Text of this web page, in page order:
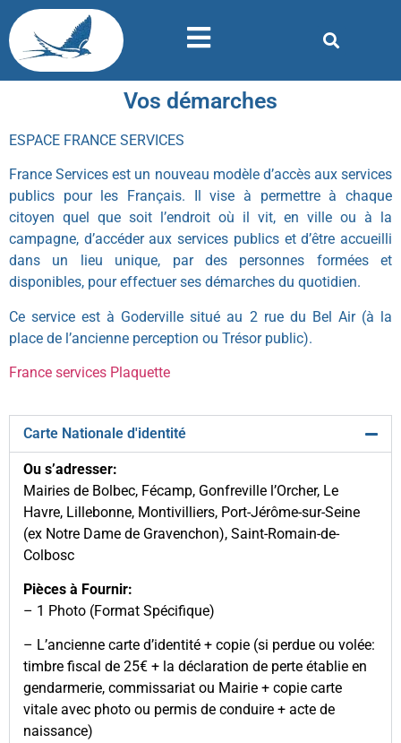
Vos démarches
ESPACE FRANCE SERVICES
France Services est un nouveau modèle d’accès aux services
publics pour les Français. Il vise à permettre à chaque
citoyen quel que soit l’endroit où il vit, en ville ou à la
campagne, d’accéder aux services publics et d’être accueilli
dans un lieu unique, par des personnes formées et
disponibles, pour effectuer ses démarches du quotidien.
Ce service est à Goderville situé au 2 rue du Bel Air (à la
place de l’ancienne perception ou Trésor public).
France services Plaquette
Carte Nationale d'identité
Ou s’adresser:
Mairies de Bolbec, Fécamp, Gonfreville l’Orcher, Le
Havre, Lillebonne, Montivilliers, Port-Jérôme-sur-Seine
(ex Notre Dame de Gravenchon), Saint-Romain-de-
Colbosc
Pièces à Fournir:
– 1 Photo (Format Spécifique)
– L’ancienne carte d’identité + copie (si perdue ou volée:
timbre fiscal de 25€ + la déclaration de perte établie en
gendarmerie, commissariat ou Mairie + copie carte
vitale avec photo ou permis de conduire + acte de
naissance)